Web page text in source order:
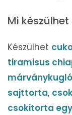
Mi
Készülhet
tiramisus
sajttorta,
csokitorta